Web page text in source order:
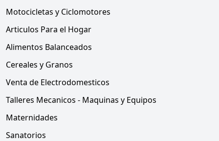
Motocicletas y Ciclomotores
Articulos Para el Hogar
Alimentos Balanceados
Cereales y Granos
Venta de Electrodomesticos
Talleres Mecanicos - Maquinas y Equipos
Maternidades
Sanatorios